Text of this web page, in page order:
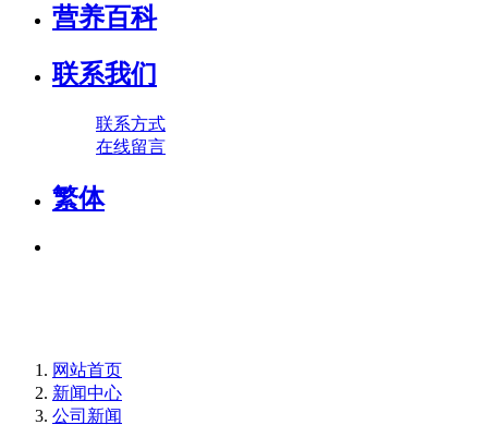
营养百科
联系我们
联系方式
在线留言
繁体
网站首页
新闻中心
公司新闻